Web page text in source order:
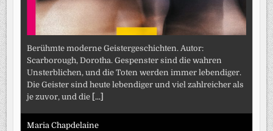
Berühmte moderne Geistergeschichten. Autor:
Scarborough, Dorotha. Gespenster sind die wahren
Unsterblichen, und die Toten werden immer lebendiger.
Die Geister sind heute lebendiger und viel zahlreicher als
je zuvor, und die [...]
Maria Chapdelaine